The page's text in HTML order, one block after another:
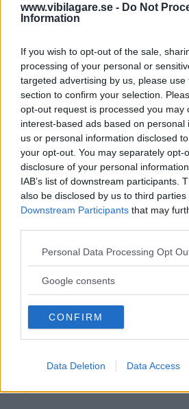
www.vibilagare.se - Do Not
Information
If you wish to opt-out of the sale,
processing of your personal or
targeted advertising by us, please
section to confirm your selection.
opt-out request is processed you may
interest-based ads based on personal
us or personal information disclosed
your opt-out. You may separately opt-
disclosure of your personal
IAB’s list of downstream participants.
also be disclosed by us to third parties
Downstream Participants that may
Please note that this website/app
not limited to your visit or usage
use your data for below specified
consent section.
Personal Data Processing Opt
Google consents
CONFIRM
Data Deletion Data Access
företaget i ett pressmeddelande.
i våras, men det sköts upp på grund
Lucid Air ären stor, eldriven sedan
med bland andra Tesla Model S. De
produktionsexemplaren är i så kallat
utförande med upp till 836
laddning. De kostar motsvarande
styck.
Senare kommer en enklare variant
som ska kosta omkring 670 000
Bilarna byggs ien ny fabrik i
nu har en produktionskapacitet på
sikt vill företaget bygga ut fabriken
upp till 400 000 bilar årligen.
Lucid Motors skriver att de har tagit
reservationer för bilen.
påbörjade produktionen av sin pick-